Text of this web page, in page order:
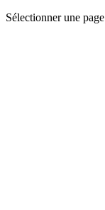
Sélectionner une page